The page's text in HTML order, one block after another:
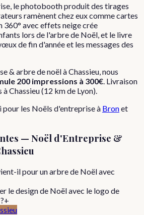
le photobooth produit des tirages
ramènent chez eux comme cartes
avec effets neige crée
lors de l'arbre de Noël, et le livre
de fin d'année et les messages des
& arbre de noëlàChassieu , nous
200 impressions à 300€ . Livraison
àChassieu(12 km de Lyon).
pour les Noëls d'entrepriseà Bronet
— Noël d'Entreprise &
il pour un arbre de Noël avec
le design de Noël avec le logo de
+